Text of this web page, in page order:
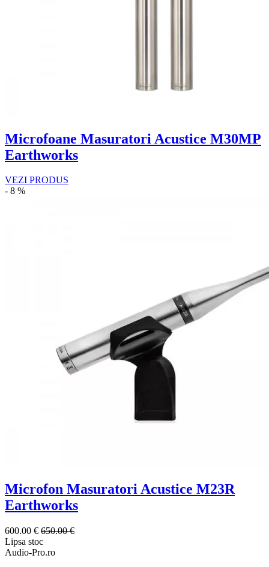
Microfoane Masuratori Acustice M30MP
Earthworks
VEZI PRODUS
- 8 %
Microfon Masuratori Acustice M23R
Earthworks
600.00 € 650.00 €
Lipsa stoc
Audio-Pro.ro